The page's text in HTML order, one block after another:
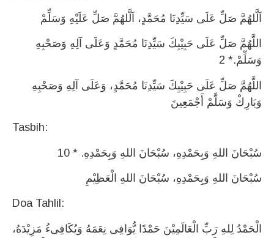
اَلَّلهُمَّ صَلِّ عَلَى سَيِّدِنَا مُحَمَّدٍ، اَلَّلهُمَّ صَلِّ عَلَيْهِ وَسَلِّمْ
اللَّهُمَّ صَلِّ عَلَى حَبِيْبِكَ سَيِّدِنَا مُحَمَّدٍ وَعَلَى آلِهِ وَصَحْبِهِ
وَسَلِّمْ.* 2
اللَّهُمَّ صَلِّ عَلَى حَبِيْبِكَ سَيِّدِنَا مُحَمَّدٍ، وَعَلَى آلِهِ وَصَحْبِهِ
وَبَارِكْ وَسَلَّمْ أَجْمَعِينَ
Tasbih:
سُبْحَانَ اللهِ وَبِحَمْدِهِ، سُبْحَانَ اللهِ وَبِحَمْدِهِ. * 10
سُبْحَانَ اللهِ وَبِحَمْدِهِ، سُبْحَانَ اللهِ الْعَظِيْمِ
Doa Tahlil:
الْحَمْدُ لِلهِ رَبِّ الْعَالَمِيْنَ حَمْدًا يُّوَافِى نِعَمَهُ وَيُكَافِىءُ مَزِيْدَهُ،